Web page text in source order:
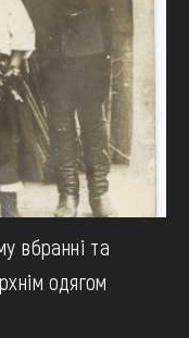
вбранні та
одягом